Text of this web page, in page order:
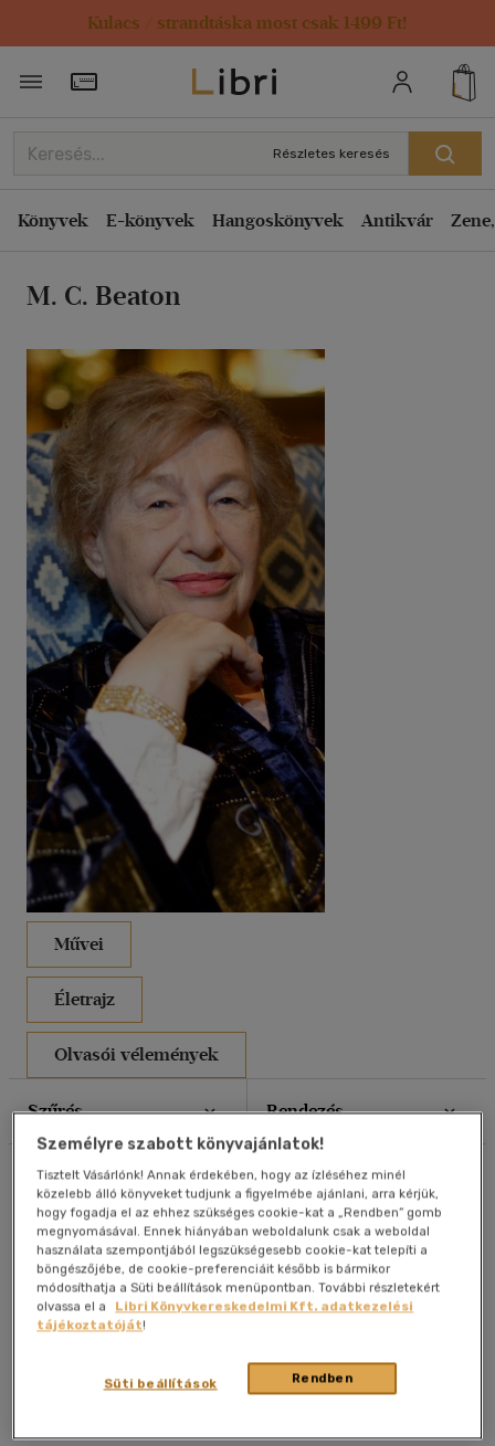
Kulacs / strandtáska most csak 1499 Ft!
Törzsvásárlói Kártya adatai
Részletes keresés
Könyvek E-könyvek Hangoskönyvek Antikvár
M. C. Beaton
Művei
Életrajz
Olvasói vélemények
Szűrés Rendezés
Rendezés
Kiadás éve szerint csökkenő
Ár szerint csökkenő
Eladott darabszám szerint csökkenő
Cím szerint A-Z
Szerző szerint A-Z
Megjelenítés
20 db / oldal
40 db / oldal
Alkalmaz
Összesen24db
Személyre szabott könyvajánlatok!
Tisztelt Vásárlónk! Annak érdekében, hogy az ízléséhez minél
közelebb álló könyveket tudjunk a figyelmébe ajánlani, arra kérjük,
hogy fogadja el az ehhez szükséges cookie-kat a „Rendben” gomb
megnyomásával. Ennek hiányában weboldalunk csak a weboldal
használata szempontjából legszükségesebb cookie-kat telepíti a
böngészőjébe, de cookie-preferenciáit később is bármikor
módosíthatja a Süti beállítások menüpontban. További részletekért
olvassa el a
Libri Könyvkereskedelmi Kft. adatkezelési
tájékoztatóját!
Rendben
Süti beállítások